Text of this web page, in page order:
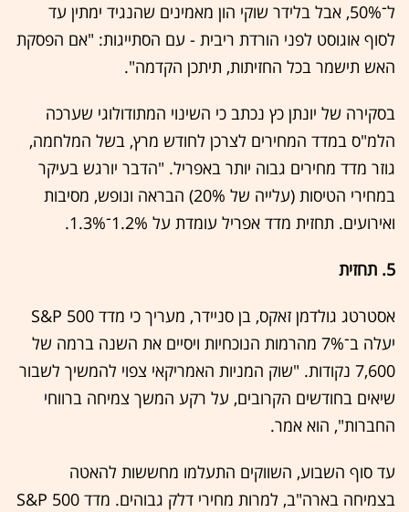
ל־50%, אבל בלידר שוקי הון מאמינים שהנגיד ימתין עד
לסוף אוגוסט לפני הורדת ריבית - עם הסתייגות: "אם הפסקת
האש תישמר בכל החזיתות, תיתכן הקדמה".
בסקירה של יונתן כץ נכתב כי השינוי המתודולוגי שערכה
הלמ"ס במדד המחירים לצרכן לחודש מרץ, בשל המלחמה,
גוזר מדד מחירים גבוה יותר באפריל. "הדבר יורגש בעיקר
במחירי הטיסות (עלייה של 20%) הבראה ונופש, מסיבות
ואירועים. תחזית מדד אפריל עומדת על 1.2%־1.3%.
5. תחזית
אסטרטג גולדמן זאקס, בן סניידר, מעריך כי מדד S&P 500
יעלה ב־7% מהרמות הנוכחיות ויסיים את השנה ברמה של
7,600 נקודות. "שוק המניות האמריקאי צפוי להמשיך לשבור
שיאים בחודשים הקרובים, על רקע המשך צמיחה ברווחי
החברות", הוא אמר.
עד סוף השבוע, השווקים התעלמו מחששות להאטה
בצמיחה בארה"ב, למרות מחירי דלק גבוהים. מדד S&P 500